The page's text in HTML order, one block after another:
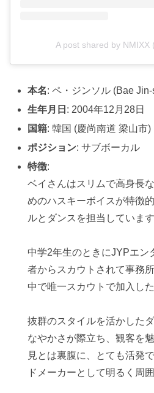
A post shared by NMIXX
本名: ペ・ジンソル (Bae
生年月日 : 2004年12月28日
国籍: 韓国 (慶尚南道 梁山市)
ポジション: サブボーカル
特徴:
ベイさんはスリムで高身長
めのハスキーボイスが特徴
ルとダンスを担当しています
中学2年生のときにJYPエン
者からスカウトされて事務
中で唯一スカウトで加入し
抜群のスタイルを活かした
なやかさが際立ち、観客を
見とは裏腹に、とても活発
ドメーカーとして明るく周